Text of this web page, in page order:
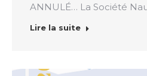
ANNULÉ… La Société
Lire la suite